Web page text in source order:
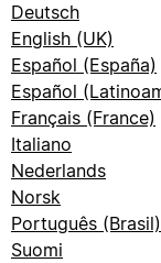
Deutsch
English (UK)
Español (España)
Español
Français (France)
Italiano
Nederlands
Norsk
Português (Brasil)
Suomi